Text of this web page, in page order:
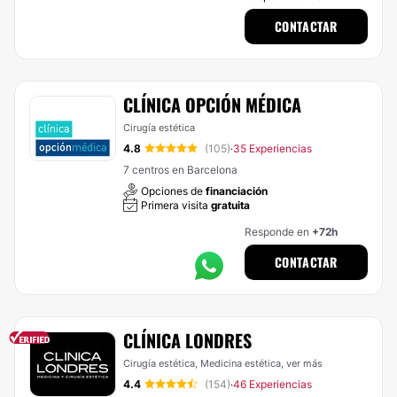
CONTACTAR
CLÍNICA OPCIÓN MÉDICA
Cirugía estética
4.8 (105)·35 Experiencias
7 centros en Barcelona
Opciones de financiación
Primera visita gratuita
Responde en +72h
CONTACTAR
CLÍNICA LONDRES
Cirugía estética, Medicina estética, ver más
4.4 (154)·46 Experiencias